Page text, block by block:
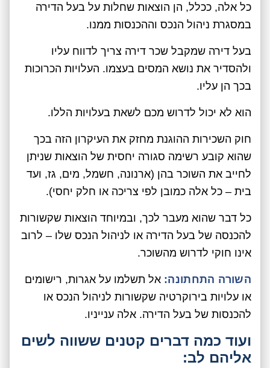
כל אלה, ככלל, הן הוצאות שחלות על בעל הדירה
במסגרת ניהול הנכס וההכנסות ממנו.
בעל דירה שמקבל שכר דירה צריך לדווח עליו
ולהסדיר את נושא המסים בעצמו. העלויות הכרוכות
בכך הן עליו.
הוא לא יכול לדרוש מכם לשאת בעלויות הללו.
חוק השכירות ההוגנת מחזק את העיקרון הזה בכך
שהוא קובע רשימה סגורה יחסית של הוצאות שניתן
לחייב את השוכר בהן (ארנונה, חשמל, מים, גז, ועד
בית – כל אלה כמובן לפי צריכה או חלק יחסי).
כל דבר שהוא מעבר לכך, ובמיוחד הוצאות שקשורות
להכנסה של בעל הדירה או לניהול הנכס שלו – לרוב
אינו חוקי לדרוש מהשוכר.
השורה התחתונה: אל תשלמו על אגרות, רישומים
או עלויות בירוקרטיה שקשורות לניהול הנכס או
להכנסות של בעל הדירה. אלה ענייניו.
ועוד כמה דברים קטנים ששווה לשים
אליהם לב: